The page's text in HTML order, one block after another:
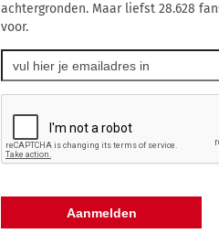
achtergronden. Maar liefst 28.628
voor.